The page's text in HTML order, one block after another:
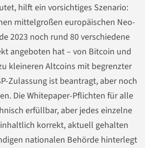
hilft ein vorsichtiges Szenario:
mittelgroßen europäischen Neo-
2023 noch rund 80 verschiedene
angeboten hat – von Bitcoin und
kleineren Altcoins mit begrenzter
Zulassung ist beantragt, aber noch
Die Whitepaper-Pflichten für alle
erfüllbar, aber jedes einzelne
korrekt, aktuell gehalten
nationalen Behörde hinterlegt